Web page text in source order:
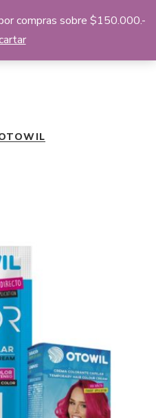
compras sobre $150.000.-